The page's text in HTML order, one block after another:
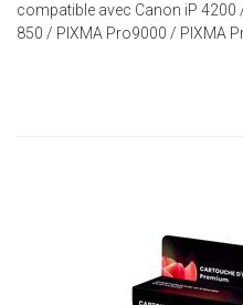
compatible avec Canon iP 4200
850 / PIXMA Pro9000 / PIXMA